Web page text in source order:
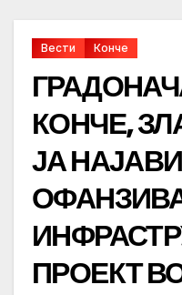
Вести Конче
КОНЧЕ,
ЈА
ПРОЕКТ